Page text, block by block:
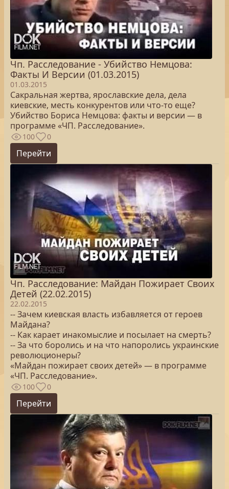
Чп. Расследование - Убийство Немцова:
Факты И Версии (01.03.2015)
01.03.2015
Сакральная жертва, ярославские дела, дела
киевские, месть конкурентов или что-то еще?
Убийство Бориса Немцова: факты и версии — в
программе «ЧП. Расследование».
100 0
Перейти
Чп. Расследование: Майдан Пожирает Своих
Детей (22.02.2015)
22.02.2015
-- Зачем киевская власть избавляется от героев
Майдана?
-- Как карает инакомыслие и посылает на смерть?
-- За что боролись и на что напоролись украинские
революционеры?
«Майдан пожирает своих детей» — в программе
«ЧП. Расследование».
100 0
Перейти